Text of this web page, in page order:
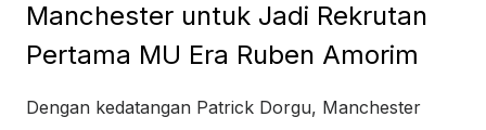
Manchester untuk Jadi Rekrutan
Pertama MU Era Ruben Amorim
Dengan kedatangan Patrick Dorgu, Manchester